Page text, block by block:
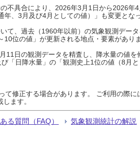
不具合により、2026年3月1日から2026年
、3月及び4月としての値）」も変更と
て、過去（1960年以前）の気象観測デー
位の値」が更新される地点・要素があり
11日の観測データを精査し、降水量の値
「日降水量」の「観測史上1位の値（8月
修正する場合があります。 ご利用の際
ます。
る質問（FAQ） 気象観測統計の解説